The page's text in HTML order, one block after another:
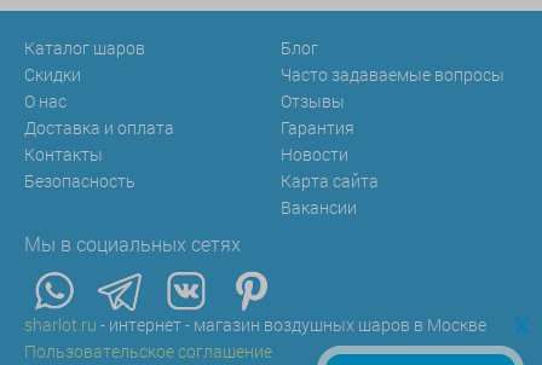
Каталог шаров
Скидки
О нас
Доставка и оплата
Контакты
Безопасность
Блог
Часто задаваемые вопросы
Отзывы
Гарантия
Новости
Карта сайта
Вакансии
Мы в социальных сетях
sharlot.ru - интернет - магазин воздушных шаров в Москве
Пользовательское соглашение
x